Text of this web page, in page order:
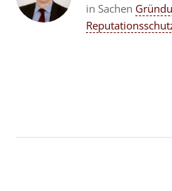
in Sachen